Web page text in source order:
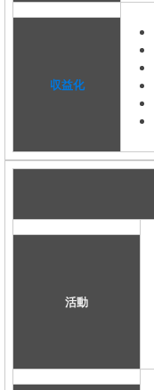
収益化
活動